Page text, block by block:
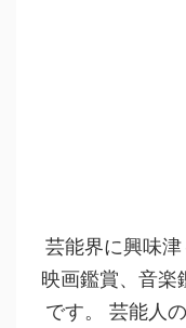
芸能界に興味津
映画鑑賞、音楽
です。 芸能人